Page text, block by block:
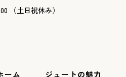
（土日祝休み）
ーム ジュートの魅力